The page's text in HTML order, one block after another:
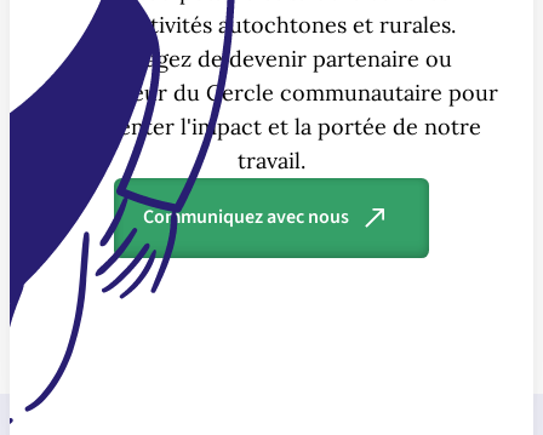
collectivités autochtones et rurales.
Envisagez de devenir partenaire ou
investisseur du Cercle communautaire pour
augmenter l'impact et la portée de notre
travail.
Communiquez avec nous